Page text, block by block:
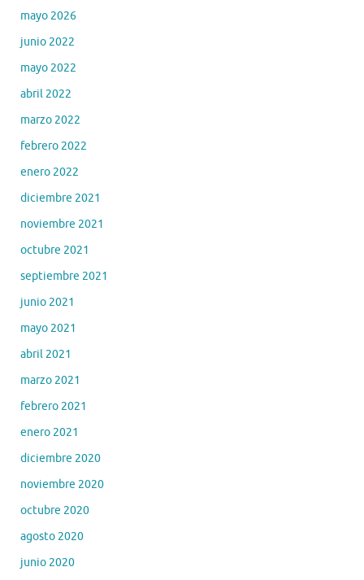
mayo 2026
junio 2022
mayo 2022
abril 2022
marzo 2022
febrero 2022
enero 2022
diciembre 2021
noviembre 2021
octubre 2021
septiembre 2021
junio 2021
mayo 2021
abril 2021
marzo 2021
febrero 2021
enero 2021
diciembre 2020
noviembre 2020
octubre 2020
agosto 2020
junio 2020